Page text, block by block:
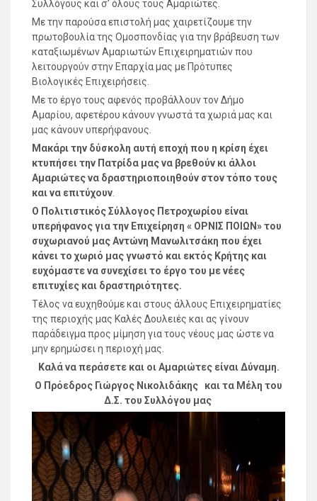
Συλλόγους και σ’ όλους τους Αμαριώτες.
Με την παρούσα επιστολή μας χαιρετίζουμε την
πρωτοβουλία της Ομοσπονδίας για την βράβευση των
καταξιωμένων Αμαριωτών Επιχειρηματιών που
λειτουργούν στην Επαρχία μας με Πρότυπες
Βιολογικές Επιχειρήσεις.
Με το έργο τους αφενός προβάλλουν τον Δήμο
Αμαρίου, αφετέρου κάνουν γνωστά τα χωριά μας και
μας κάνουν υπερήφανους.
Μακάρι την δύσκολη αυτή εποχή που η κρίση έχει
κτυπήσει την Πατρίδα μας να βρεθούν κι άλλοι
Αμαριώτες να δραστηριοποιηθούν στον τόπο τους
και να επιτύχουν
Ο Πολιτιστικός Σύλλογος Πετροχωρίου είναι
υπερήφανος για την Επιχείρηση « ΟΡΝΙΣ ΠΟΙΩΝ» του
συχωριανού μας Αντώνη Μανωλιτσάκη που έχει
κάνει το χωριό μας γνωστό και εκτός Κρήτης και
ευχόμαστε να συνεχίσει το έργο του με νέες
επιτυχίες και δραστηριότητες.
Τέλος να ευχηθούμε και στους άλλους Επιχειρηματίες
της περιοχής μας Καλές Δουλειές και ας γίνουν
παράδειγμα προς μίμηση για τους νέους μας ώστε να
μην ερημώσει η περιοχή μας.
Καλά να περάσετε και οι Αμαριώτες είναι Δύναμη.
Ο Πρόεδρος Γιώργος Νικολιδάκης και τα Μέλη του
Δ.Σ. του Συλλόγου μας